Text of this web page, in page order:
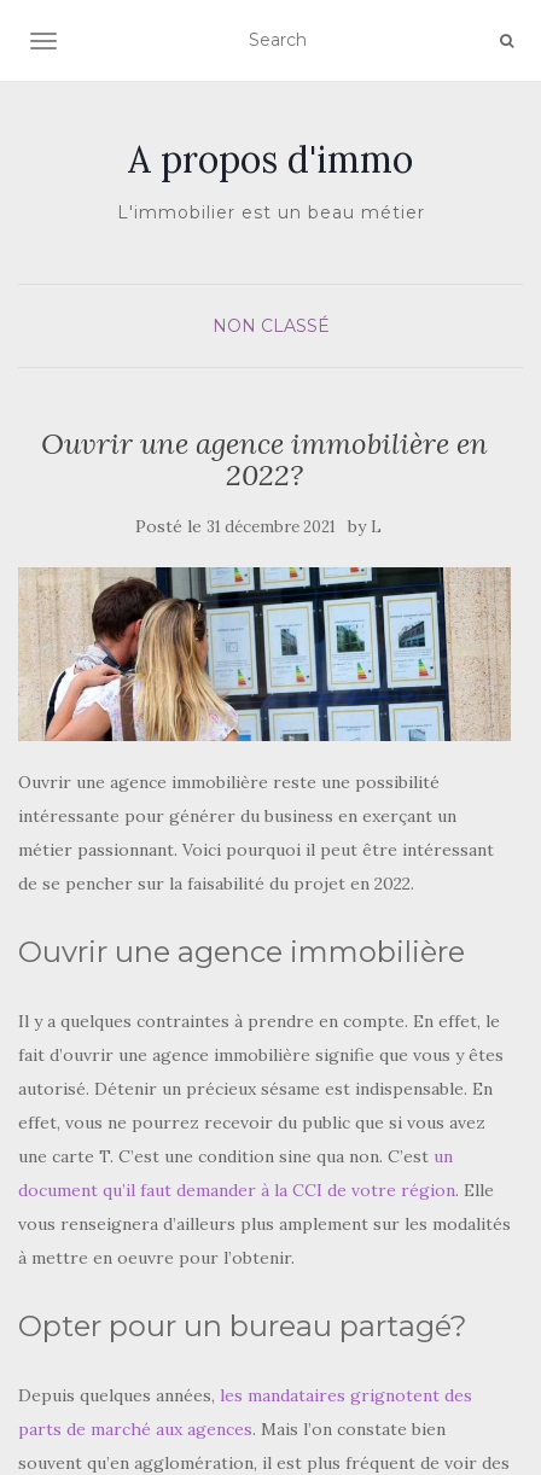
AFFICHER/MASQUER LA NAVIGATION
A propos d'immo
L'immobilier est un beau métier
NON CLASSÉ
Ouvrir une agence immobilière en
2022?
Posté le 31 décembre 2021 by L
Ouvrir une agence immobilière reste une possibilité
intéressante pour générer du business en exerçant un
métier passionnant. Voici pourquoi il peut être intéressant
de se pencher sur la faisabilité du projet en 2022.
Ouvrir une agence immobilière
Il y a quelques contraintes à prendre en compte. En effet, le
fait d’ouvrir une agence immobilière signifie que vous y êtes
autorisé. Détenir un précieux sésame est indispensable. En
effet, vous ne pourrez recevoir du public que si vous avez
une carte T. C’est une condition sine qua non. C’est un
document qu’il faut demander à la CCI de votre région. Elle
vous renseignera d’ailleurs plus amplement sur les modalités
à mettre en oeuvre pour l’obtenir.
Opter pour un bureau partagé?
Depuis quelques années, les mandataires grignotent des
parts de marché aux agences. Mais l’on constate bien
souvent qu’en agglomération, il est plus fréquent de voir des